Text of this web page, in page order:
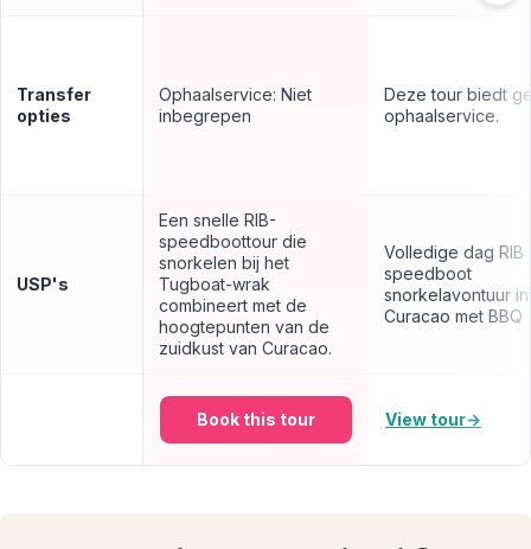
Transfer
opties
Ophaalservice: Niet
inbegrepen
Deze tour biedt
ophaalservice.
USP's
Een snelle RIB-
speedboottour die
snorkelen bij het
Tugboat-wrak
combineert met de
hoogtepunten van de
zuidkust van Curacao.
Volledige dag RIB
speedboot
snorkelavontuur in
Curacao met BBQ
Book this tour View tour→